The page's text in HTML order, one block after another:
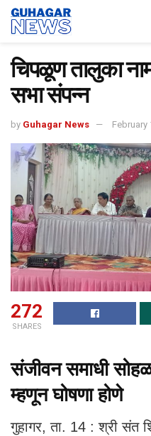
चिपळूण तालुका
सभा संपन्न
by Guhagar News February
272
SHARES
संजीवन समाधी
म्हणून घोषणा होणे
गुहागर, ता. 14 : श्री संत